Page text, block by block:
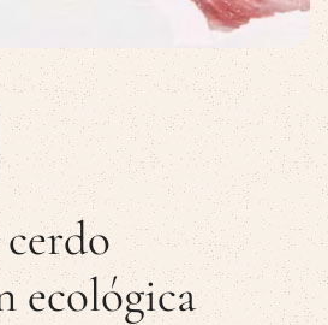
ecológica